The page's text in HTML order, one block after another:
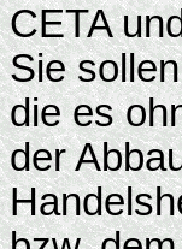
CETA
Sie
die es
der